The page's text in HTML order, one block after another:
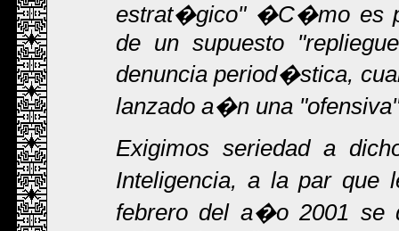
estrat�gico" �C�mo es
de un supuesto
denuncia period�stica,
lanzado a�n una
Exigimos seriedad a
Inteligencia, a la par
febrero del a�o 2001 se